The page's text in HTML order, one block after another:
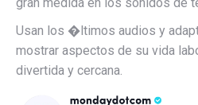
Usan los �ltimos audios y
mostrar aspectos de su vida
divertida y cercana.